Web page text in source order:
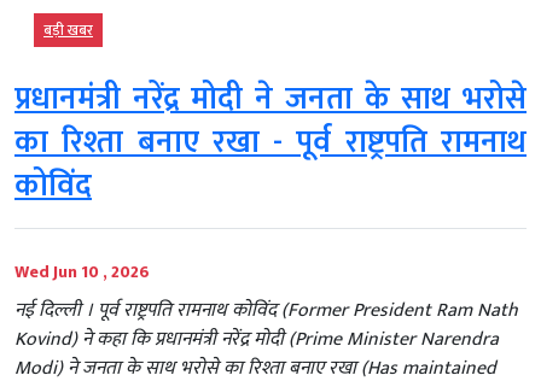
बड़ी खबर
प्रधानमंत्री नरेंद्र मोदी ने जनता के साथ भरोसे
का रिश्ता बनाए रखा - पूर्व राष्ट्रपति रामनाथ
कोविंद
Wed Jun 10 , 2026
नई दिल्ली । पूर्व राष्ट्रपति रामनाथ कोविंद (Former President Ram Nath
Kovind) ने कहा कि प्रधानमंत्री नरेंद्र मोदी (Prime Minister Narendra
Modi) ने जनता के साथ भरोसे का रिश्ता बनाए रखा (Has maintained